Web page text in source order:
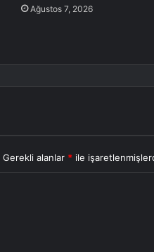
Ağustos 7, 2026
Gerekli alanlar * ile